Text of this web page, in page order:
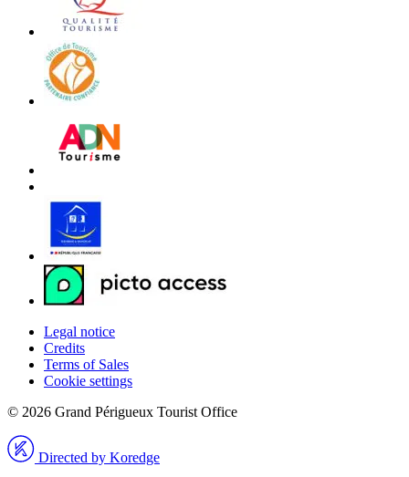
Legal notice
Credits
Terms of Sales
Cookie settings
© 2026 Grand Périgueux Tourist Office
Directed by Koredge